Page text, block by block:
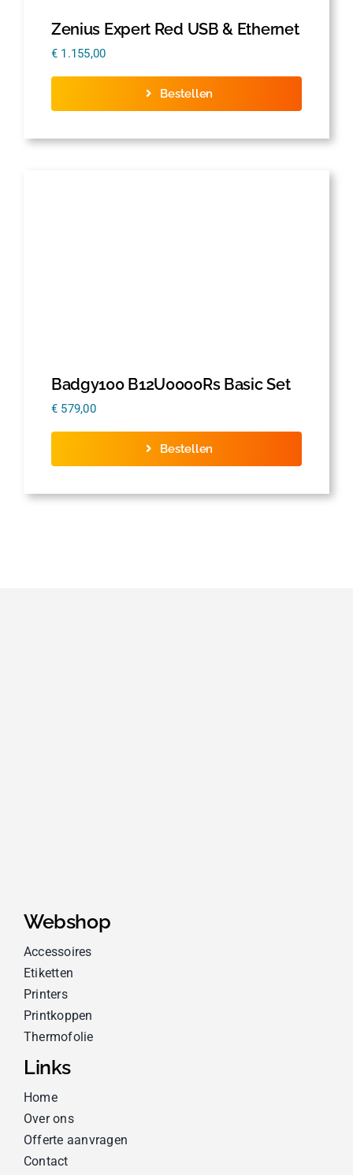
Zenius Expert Red USB & Ethernet
€ 1.155,00
Bestellen
Badgy100 B12U0000Rs Basic Set
€ 579,00
Bestellen
Webshop
Accessoires
Etiketten
Printers
Printkoppen
Thermofolie
Links
Home
Over ons
Offerte aanvragen
Contact